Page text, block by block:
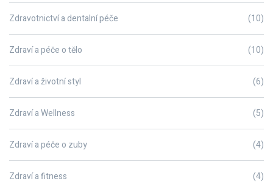
Zdravotnictví a dentalní péče (10)
Zdraví a péče o tělo (10)
Zdraví a životní styl (6)
Zdraví a Wellness (5)
Zdraví a péče o zuby (4)
Zdraví a fitness (4)